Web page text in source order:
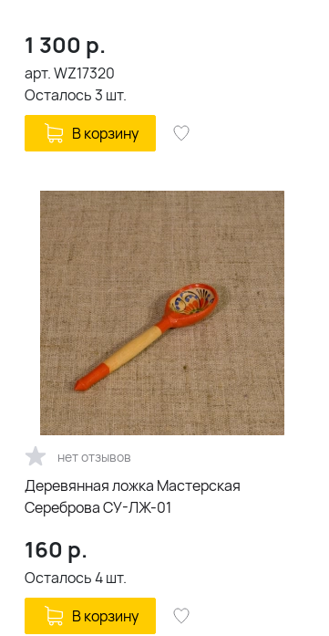
1 300 р.
арт.WZ17320
Осталось3 шт.
В корзину
нет отзывов
Деревянная ложка Мастерская
Сереброва СУ-ЛЖ-01
160 р.
Осталось4шт.
В корзину